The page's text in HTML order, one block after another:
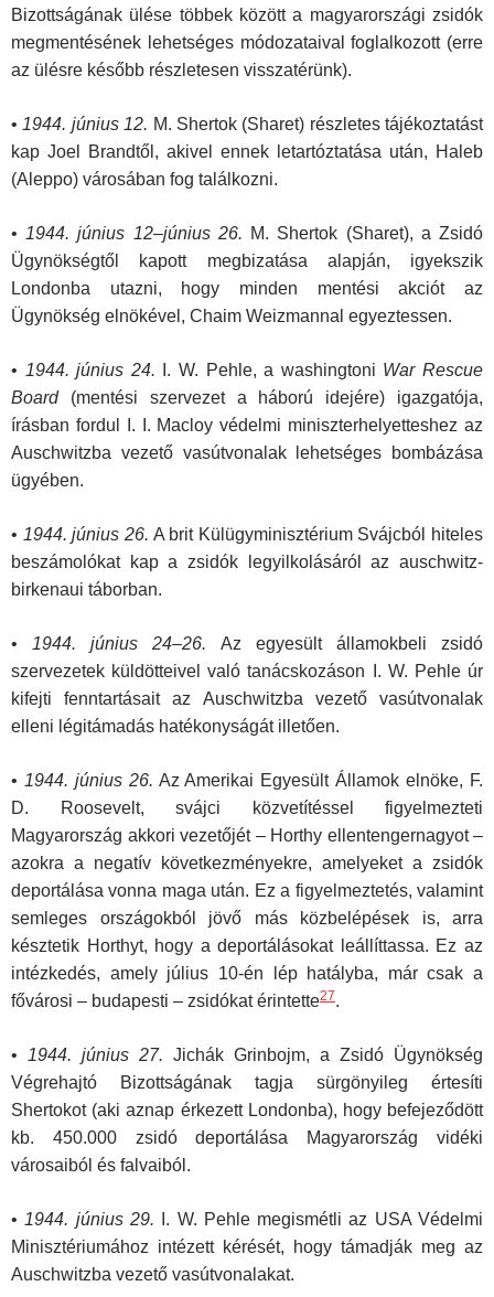
Bizottságának ülése többek között a magyarországi zsidók
megmentésének lehetséges módozataival foglalkozott (erre
az ülésre később részletesen visszatérünk).
• 1944. június 12. M. Shertok (Sharet) részletes tájékoztatást
kap Joel Brandtől, akivel ennek letartóztatása után, Haleb
(Aleppo) városában fog találkozni.
• 1944. június 12–június 26. M. Shertok (Sharet), a Zsidó
Ügynökségtől kapott megbizatása alapján, igyekszik
Londonba utazni, hogy minden mentési akciót az
Ügynökség elnökével, Chaim Weizmannal egyeztessen.
• 1944. június 24. I. W. Pehle, a washingtoni War Rescue
Board(mentési szervezet a háború idejére) igazgatója,
írásban fordul I. I. Macloy védelmi miniszterhelyetteshez az
Auschwitzba vezető vasútvonalak lehetséges bombázása
ügyében.
• 1944. június 26. A brit Külügyminisztérium Svájcból hiteles
beszámolókat kap a zsidók legyilkolásáról az auschwitz-
birkenaui táborban.
• 1944. június 24–26. Az egyesült államokbeli zsidó
szervezetek küldötteivel való tanácskozáson I. W. Pehle úr
kifejti fenntartásait az Auschwitzba vezető vasútvonalak
elleni légitámadás hatékonyságát illetően.
• 1944. június 26. Az Amerikai Egyesült Államok elnöke, F.
D. Roosevelt, svájci közvetítéssel figyelmezteti
Magyarország akkori vezetőjét – Horthy ellentengernagyot –
azokra a negatív következményekre, amelyeket a zsidók
deportálása vonna maga után. Ez a figyelmeztetés, valamint
semleges országokból jövő más közbelépések is, arra
késztetik Horthyt, hogy a deportálásokat leállíttassa. Ez az
intézkedés, amely július 10-én lép hatályba, már csak a
fővárosi – budapesti – zsidókat érintette27.
• 1944. június 27. Jichák Grinbojm, a Zsidó Ügynökség
Végrehajtó Bizottságának tagja sürgönyileg értesíti
Shertokot (aki aznap érkezett Londonba), hogy befejeződött
kb. 450.000 zsidó deportálása Magyarország vidéki
városaiból és falvaiból.
• 1944. június 29. I. W. Pehle megismétli az USA Védelmi
Minisztériumához intézett kérését, hogy támadják meg az
Auschwitzba vezető vasútvonalakat.